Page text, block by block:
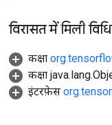
विरासत में मिली
कक्षा
कक्षा
इंटरफ़ेस